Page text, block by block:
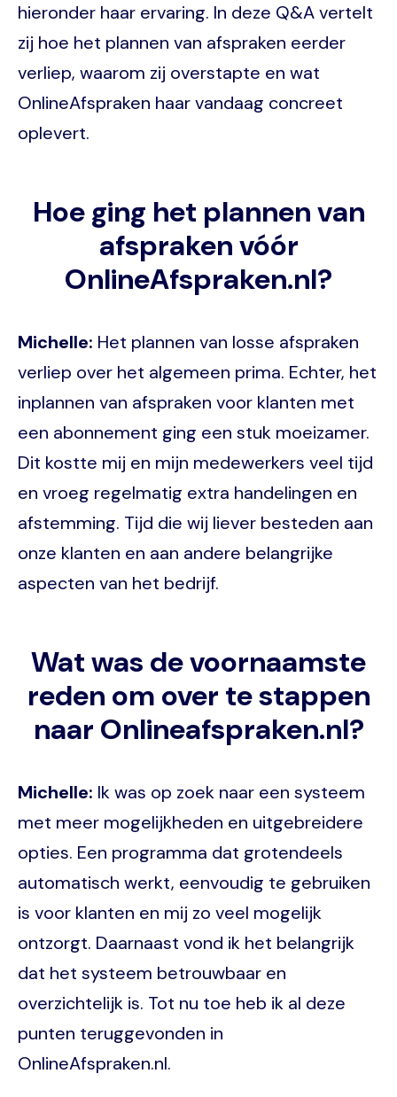
hieronder haar ervaring. In deze Q&A vertelt
zij hoe het plannen van afspraken eerder
verliep, waarom zij overstapte en wat
OnlineAfspraken haar vandaag concreet
oplevert.
Hoe ging het plannen van
afspraken vóór
OnlineAfspraken.nl?
Michelle: Het plannen van losse afspraken
verliep over het algemeen prima. Echter, het
inplannen van afspraken voor klanten met
een abonnement ging een stuk moeizamer.
Dit kostte mij en mijn medewerkers veel tijd
en vroeg regelmatig extra handelingen en
afstemming. Tijd die wij liever besteden aan
onze klanten en aan andere belangrijke
aspecten van het bedrijf.
Wat was de voornaamste
reden om over te stappen
naar Onlineafspraken.nl?
Michelle: Ik was op zoek naar een systeem
met meer mogelijkheden en uitgebreidere
opties. Een programma dat grotendeels
automatisch werkt, eenvoudig te gebruiken
is voor klanten en mij zo veel mogelijk
ontzorgt. Daarnaast vond ik het belangrijk
dat het systeem betrouwbaar en
overzichtelijk is. Tot nu toe heb ik al deze
punten teruggevonden in
OnlineAfspraken.nl.